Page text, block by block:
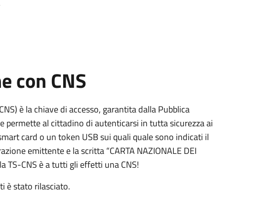
con CNS
è la chiave di accesso, garantita dalla Pubblica
permette al cittadino di autenticarsi in tutta sicurezza ai
card o un token USB sui quali quale sono indicati il
emittente e la scritta “CARTA NAZIONALE DEI
TS-CNS è a tutti gli effetti una CNS!
è stato rilasciato.